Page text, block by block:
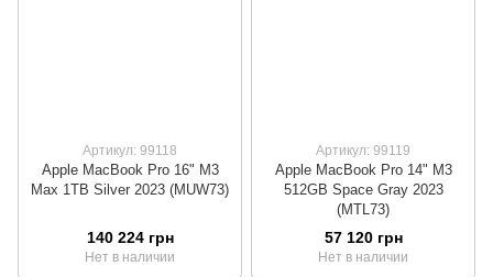
Артикул: 99118
Apple MacBook Pro 16" M3
Max 1TB Silver 2023 (MUW73)
140 224 грн
Нет в наличии
Артикул: 99119
Apple MacBook Pro 14" M3
512GB Space Gray 2023
(MTL73)
57 120 грн
Нет в наличии